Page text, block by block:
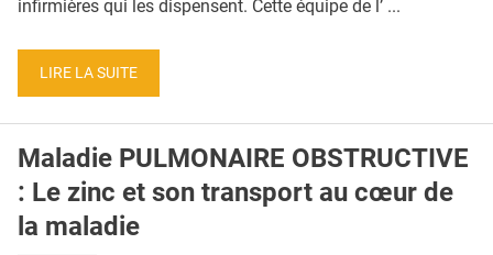
CONTACT
infirmières qui les dispensent. Cette équipe de l’ ...
LIRE LA SUITE
Maladie PULMONAIRE OBSTRUCTIVE
: Le zinc et son transport au cœur de
la maladie